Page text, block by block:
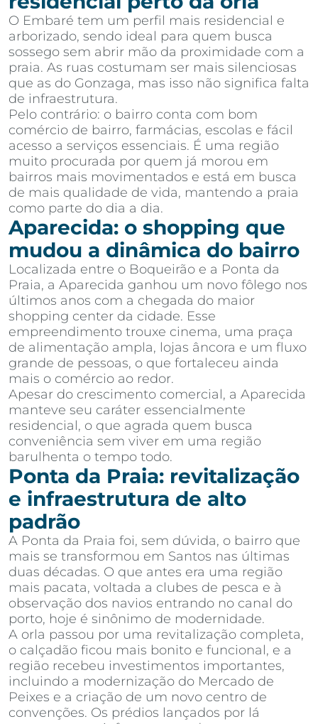
O Embaré tem um perfil mais residencial e
arborizado, sendo ideal para quem busca
sossego sem abrir mão da proximidade com a
praia. As ruas costumam ser mais silenciosas
que as do Gonzaga, mas isso não significa falta
de infraestrutura.
Pelo contrário: o bairro conta com bom
comércio de bairro, farmácias, escolas e fácil
acesso a serviços essenciais. É uma região
muito procurada por quem já morou em
bairros mais movimentados e está em busca
de mais qualidade de vida, mantendo a praia
como parte do dia a dia.
Aparecida: o shopping que
mudou a dinâmica do bairro
Localizada entre o Boqueirão e a Ponta da
Praia, a Aparecida ganhou um novo fôlego nos
últimos anos com a chegada do maior
shopping center da cidade. Esse
empreendimento trouxe cinema, uma praça
de alimentação ampla, lojas âncora e um fluxo
grande de pessoas, o que fortaleceu ainda
mais o comércio ao redor.
Apesar do crescimento comercial, a Aparecida
manteve seu caráter essencialmente
residencial, o que agrada quem busca
conveniência sem viver em uma região
barulhenta o tempo todo.
Ponta da Praia: revitalização
e infraestrutura de alto
padrão
A Ponta da Praia foi, sem dúvida, o bairro que
mais se transformou em Santos nas últimas
duas décadas. O que antes era uma região
mais pacata, voltada a clubes de pesca e à
observação dos navios entrando no canal do
porto, hoje é sinônimo de modernidade.
A orla passou por uma revitalização completa,
o calçadão ficou mais bonito e funcional, e a
região recebeu investimentos importantes,
incluindo a modernização do Mercado de
Peixes e a criação de um novo centro de
convenções. Os prédios lançados por lá